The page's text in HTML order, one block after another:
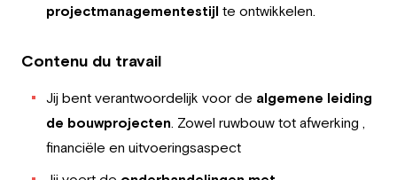
projectmanagementestijl te ontwikkelen.
Contenu du travail
Jij bent verantwoordelijk voor de algemene leiding
de bouwprojecten. Zowel ruwbouw tot afwerking ,
financiële en uitvoeringsaspect